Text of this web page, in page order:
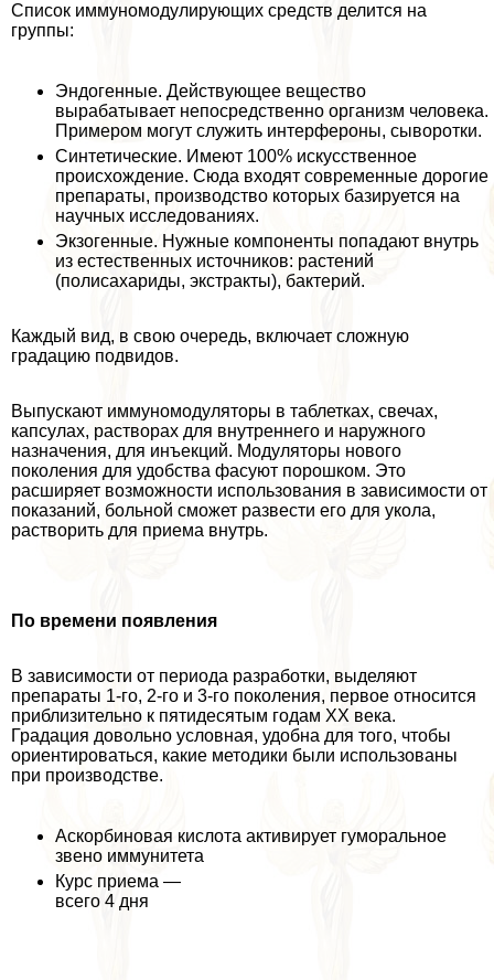
Список иммуномодулирующих средств делится на
группы:
Эндогенные. Действующее вещество
выpaбатывает непосредственно организм человека.
Примером могут служить интерфероны, сыворотки.
Синтетические. Имеют 100% искусственное
происхождение. Сюда входят современные дорогие
препараты, производство которых базируется на
научных исследованиях.
Экзогенные. Нужные компоненты попадают внутрь
из естественных источников: растений
(полисахариды, экстpaкты), бактерий.
Каждый вид, в свою очередь, включает сложную
градацию подвидов.
Выпускают иммуномодуляторы в таблетках, свечах,
капсулах, растворах для внутреннего и наружного
назначения, для инъекций. Модуляторы нового
поколения для удобства фасуют порошком. Это
расширяет возможности использования в зависимости от
показаний, больной сможет развести его для укола,
растворить для приема внутрь.
По времени появления
В зависимости от периода разработки, выделяют
препараты 1-го, 2-го и 3-го поколения, первое относится
приблизительно к пятидесятым годам XX века.
Градация довольно условная, удобна для того, чтобы
ориентироваться, какие методики были использованы
при производстве.
Аскорбиновая кислота активирует гумopaльное
звено иммунитета
Курс приема —
всего 4 дня